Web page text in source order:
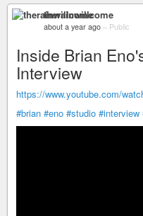
therainwillcome
about a year ago – Public
Inside Brian
Interview
https://www.youtube.com/
#brian #eno #studio #interview